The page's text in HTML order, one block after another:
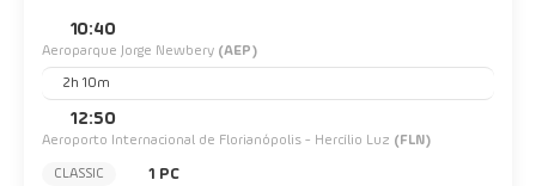
10:40
Aeroparque Jorge Newbery (AEP)
2h 10m
12:50
Aeroporto Internacional de Florianópolis - Hercílio Luz (FLN)
CLASSIC 1 PC